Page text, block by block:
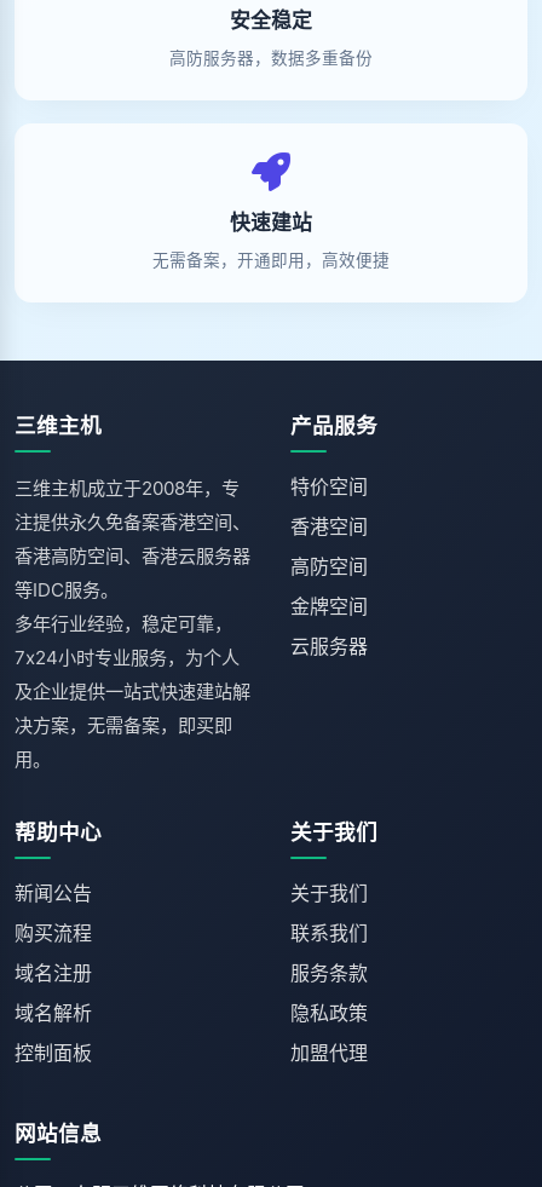
安全稳定
高防服务器，数据多重备份
快速建站
无需备案，开通即用，高效便捷
三维主机
三维主机成立于2008年，专
注提供永久免备案香港空间、
香港高防空间、香港云服务器
等IDC服务。
多年行业经验，稳定可靠，
7x24小时专业服务，为个人
及企业提供一站式快速建站解
决方案，无需备案，即买即
用。
产品服务
特价空间
香港空间
高防空间
金牌空间
云服务器
帮助中心
新闻公告
购买流程
域名注册
域名解析
控制面板
关于我们
关于我们
联系我们
服务条款
隐私政策
加盟代理
网站信息